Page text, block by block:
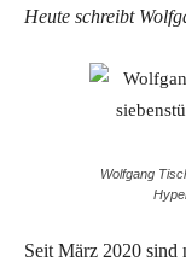
Heute schreibt
Wolfgang
Seit März 2020 sind